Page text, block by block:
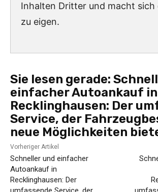
Inhalten Dritter und macht sich
zu eigen.
Sie lesen gerade:
einfacher Autoankauf in
Recklinghausen: Der
Service, der
neue Möglichkeiten
Vorheriger Artikel
Schneller und einfacher
Autoankauf in
Recklinghausen: Der